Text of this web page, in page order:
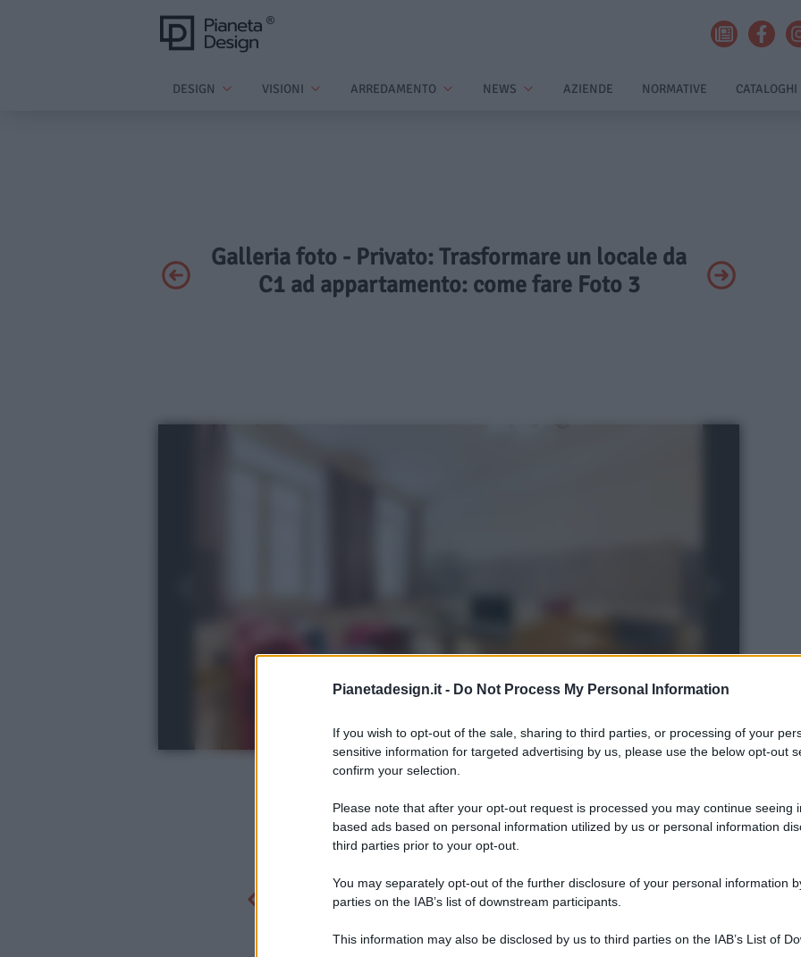
Pianetadesign.it - Do Not Process My Personal Information
If you wish to opt-out of the sale, sharing to third parties, or processing of your
sensitive information for targeted advertising by us, please use the below opt-out
confirm your selection.
Please note that after your opt-out request is processed you may continue seeing
based ads based on personal information utilized by us or personal information
third parties prior to your opt-out.
You may separately opt-out of the further disclosure of your personal information
parties on the IAB’s list of downstream participants.
This information may also be disclosed by us to third parties on the IAB’s List of
DESIGN VISIONI ARREDAMENTO NEWS AZIENDE NORMATIVE CATALOGHI
Galleria foto - Privato: Trasformare un locale da
C1 ad appartamento: come fare Foto 3